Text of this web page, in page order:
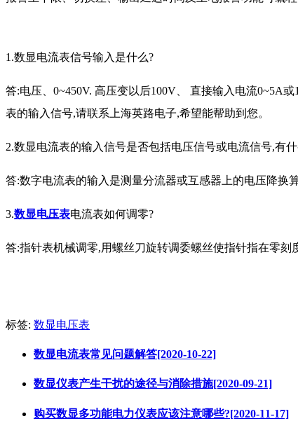
1.数显电流表信号输入是什么?
答:电压、0~450V. 高压变以后100V、 直接输入电流0~5A
表的输入信号,请联系上海英路电子,希望能帮助到您。
2.数显电流表的输入信号是否包括电压信号或电流信号,有
答:数字电流表的输入是测量分流器或互感器上的电压降换
3.数显电压表电流表如何调零?
答:指针表机械调零,用螺丝刀旋转调委螺丝使指针指在零
标签: 数显电压表​
数显电流表常见问题解答[2020-10-22]
数显仪表产生干扰的途径与消除措施[2020-09-21]
购买数显多功能电力仪表应该注意哪些?[2020-11-17]